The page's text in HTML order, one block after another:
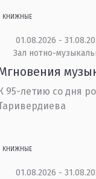
КНИЖНЫЕ
01.08.2026 -
Зал нотно-
95-летию со дня
КНИЖНЫЕ
01.08.2026 -